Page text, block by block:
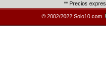
** Precios
© 2002/2022 Solo10.com